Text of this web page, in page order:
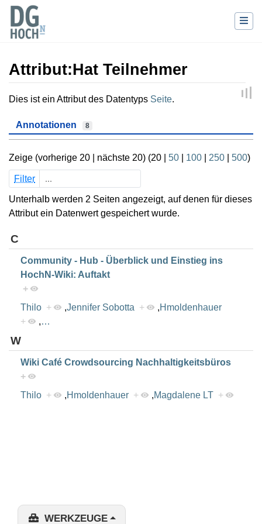
Attribut:Hat Teilnehmer
Wechseln zu:Navigation,Suche
Dies ist ein Attribut des Datentyps Seite.
Annotationen 8
Zeige (vorherige 20 nächste 20) (20 50 100 250 500)
Filter
Unterhalb werden 2 Seiten angezeigt, auf denen für dieses
Attribut ein Datenwert gespeichert wurde.
C
Community - Hub - Überblick und Einstieg ins
HochN-Wiki: Auftakt
+
Thilo + ,Jennifer Sobotta + ,Hmoldenhauer
+
,…
W
Wiki Café Crowdsourcing Nachhaltigkeitsbüros
+
Thilo + ,Hmoldenhauer + ,Magdalene LT +
WERKZEUGE